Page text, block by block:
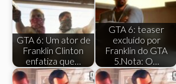
GTA 6: Um ator de
Franklin Clinton
enfatiza que…
GTA 6: teaser
excluído por
Franklin do GTA
5.Nota: O…